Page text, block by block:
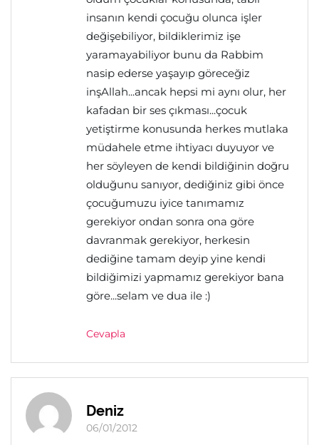
insanın kendi çocuğu olunca işler
değişebiliyor, bildiklerimiz işe
yaramayabiliyor bunu da Rabbim
nasip ederse yaşayıp göreceğiz
inşAllah...ancak hepsi mi aynı olur, her
kafadan bir ses çıkması...çocuk
yetiştirme konusunda herkes mutlaka
müdahele etme ihtiyacı duyuyor ve
her söyleyen de kendi bildiğinin doğru
olduğunu sanıyor, dediğiniz gibi önce
çocuğumuzu iyice tanımamız
gerekiyor ondan sonra ona göre
davranmak gerekiyor, herkesin
dediğine tamam deyip yine kendi
bildiğimizi yapmamız gerekiyor bana
göre...selam ve dua ile :)
Cevapla
Deniz
06/01/2012